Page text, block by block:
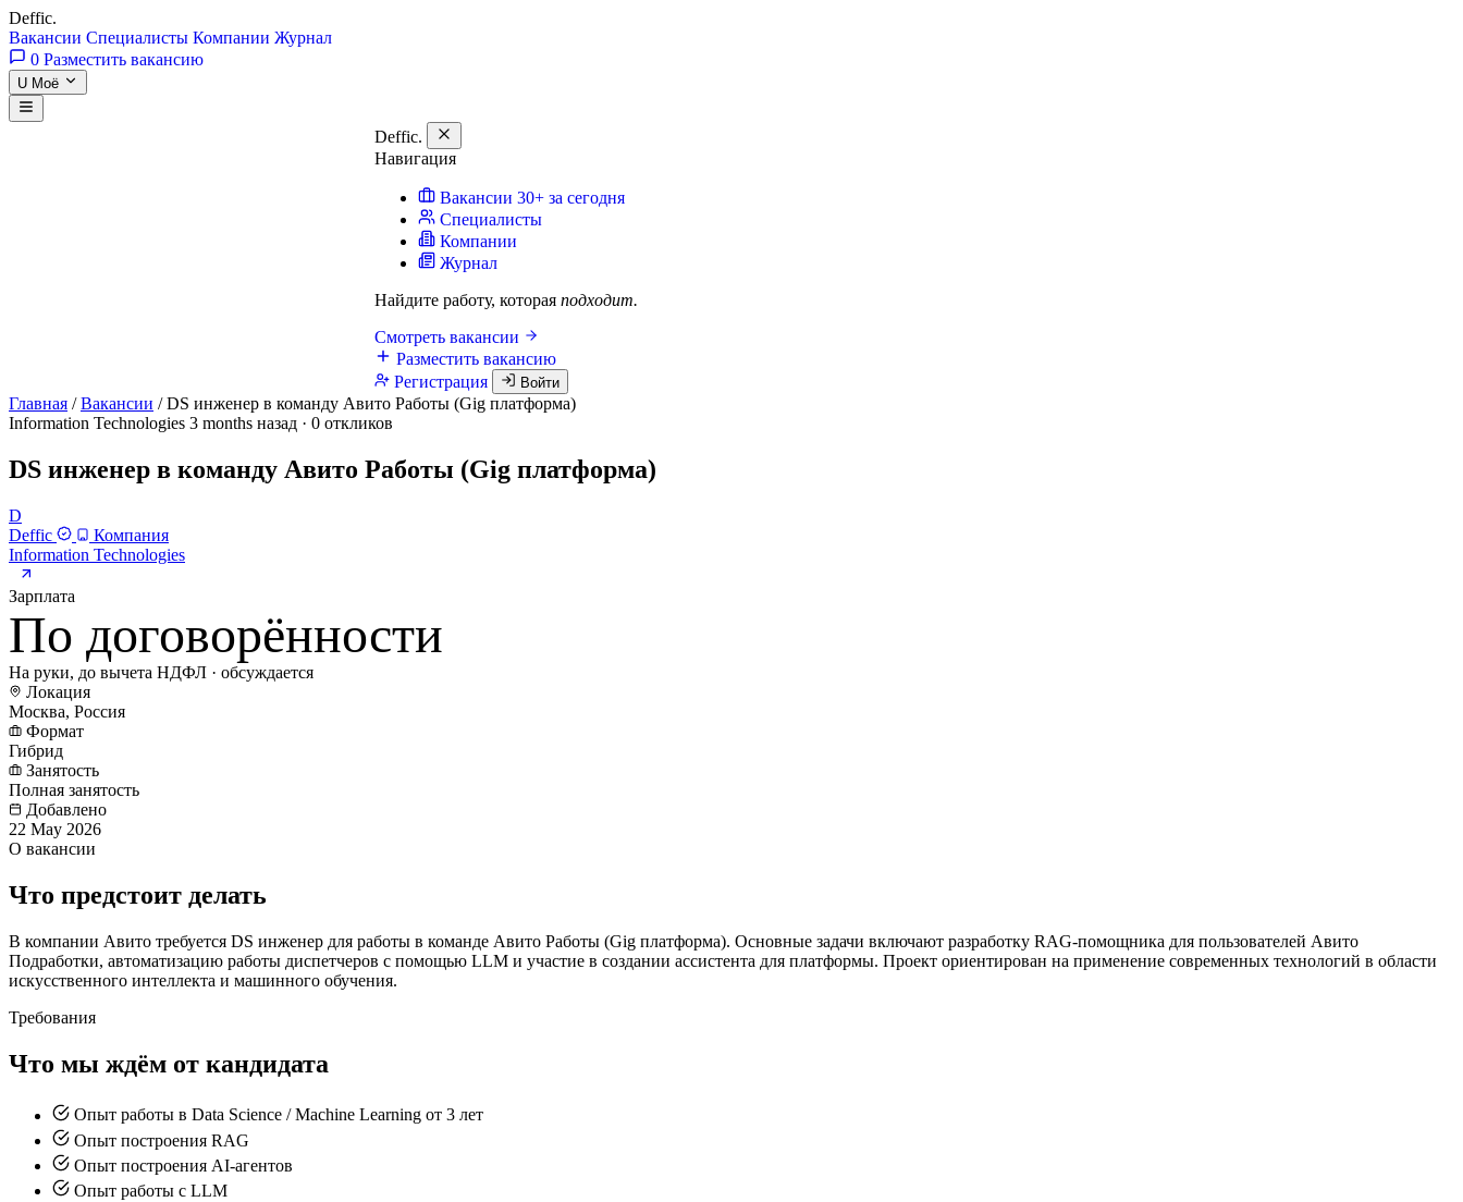
Deffic.
Вакансии Специалисты Компании Журнал
0 Разместить вакансию
U Моё
Deffic.
Навигация
Вакансии 30+ за сегодня
Специалисты
Компании
Журнал
Найдите работу, которая подходит.
Смотреть вакансии
Разместить вакансию
Регистрация
Войти
Главная / Вакансии / DS инженер в команду Авито Работы (Gig платформа)
Information Technologies 3 months назад · 0 откликов
DS инженер в команду Авито Работы (Gig платформа)
D
Deffic
Компания
Information Technologies
Зарплата
По договорённости
На руки, до вычета НДФЛ · обсуждается
Локация
Москва, Россия
Формат
Гибрид
Занятость
Полная занятость
Добавлено
22 May 2026
О вакансии
Что предстоит делать
В компании Авито требуется DS инженер для работы в команде Авито Работы (Gig платформа). Основные задачи включают разработку RAG-помощника для пользователей Авито
Подработки, автоматизацию работы диспетчеров с помощью LLM и участие в создании ассистента для платформы. Проект ориентирован на применение современных технологий в области
искусственного интеллекта и машинного обучения.
Требования
Что мы ждём от кандидата
Опыт работы в Data Science / Machine Learning от 3 лет
Опыт построения RAG
Опыт построения AI-агентов
Опыт работы с LLM